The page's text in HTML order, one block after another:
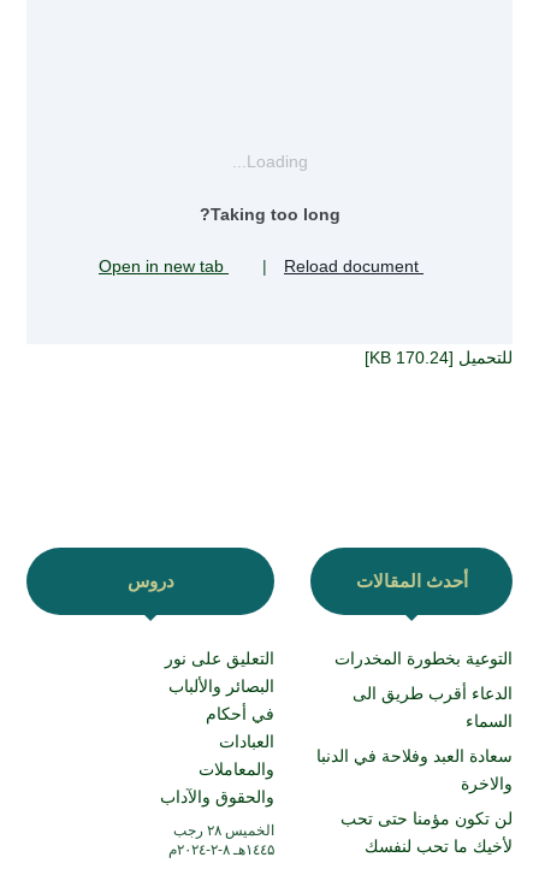
Loading...
Taking too long?
|
للتحميل [170.24 KB]
أحدث المقالات
التوعية بخطورة المخدرات
الدعاء أقرب طريق الى
السماء
سعادة العبد وفلاحة في الدنبا
والاخرة
لن تكون مؤمنا حتى تحب
لأخيك ما تحب لنفسك
دروس
التعليق على نور
البصائر والألباب
في أحكام
العبادات
والمعاملات
والحقوق والآداب
الخميس ۲۸ رجب
۱٤٤۵هـ ۸-۲-۲۰۲٤م